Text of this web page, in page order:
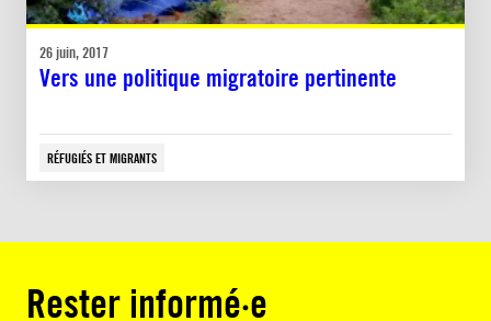
26 juin, 2017
Vers une politique migratoire pertinente
RÉFUGIÉS ET MIGRANTS
Rester informé·e